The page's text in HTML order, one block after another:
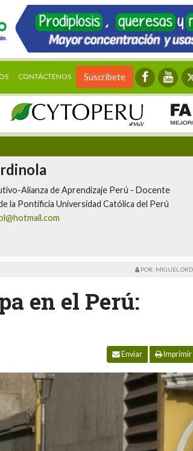
CONTÁCTENOS Suscríbete
Alianza de Aprendizaje Perú - Docente
la Pontificia Universidad Católica del Perú
POR: MIGUEL
en el Perú:
Enviar Imprimir